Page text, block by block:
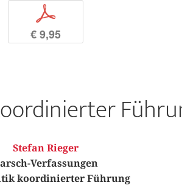
p
€ 9,95
Stefan Rieger
Verfassungen
koordinierter Führung